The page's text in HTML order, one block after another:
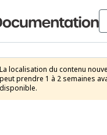
La localisation du contenu
peut prendre 1 à 2 semaines
disponible.